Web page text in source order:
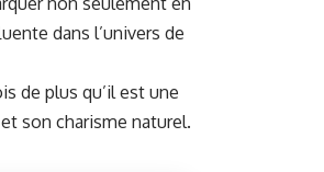
dans l’univers de
de plus qu’il est une
son charisme naturel.